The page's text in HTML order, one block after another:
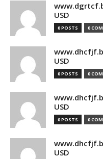
USD
0 POSTS 0
USD
0 POSTS 0
USD
0 POSTS 0
USD